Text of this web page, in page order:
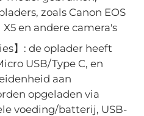
zoals Canon EOS
en andere camera's
】: de oplader heeft
USB/Type C, en
aan
opgeladen via
voeding/batterij, USB-